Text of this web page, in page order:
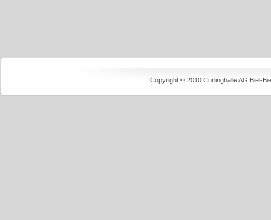
Copyright © 2010 Curlinghalle AG Biel-